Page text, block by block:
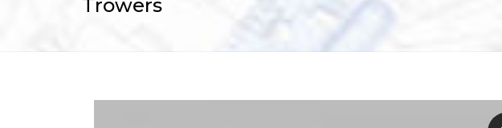
Trowers